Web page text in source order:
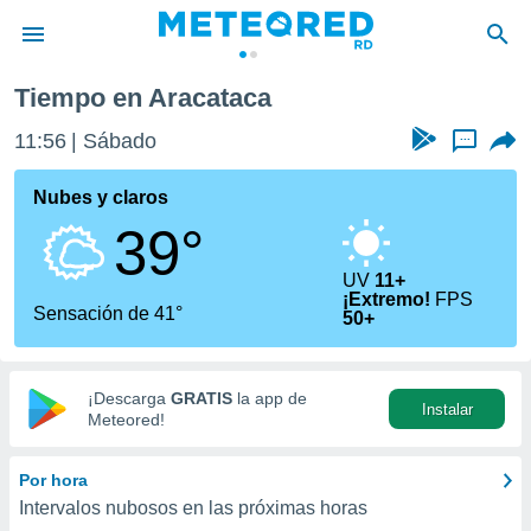
de
ha sido
calidad.
a este
las
y
basada
Tiempo en Aracataca
11:56 Sábado ...
Nubes y claros
39°
Sensación de 41°
UV 11+
¡Extremo! FPS
50+
¡Descarga GRATIS la app de
Meteored!
Instalar
Por hora
Intervalos nubosos en las próximas horas